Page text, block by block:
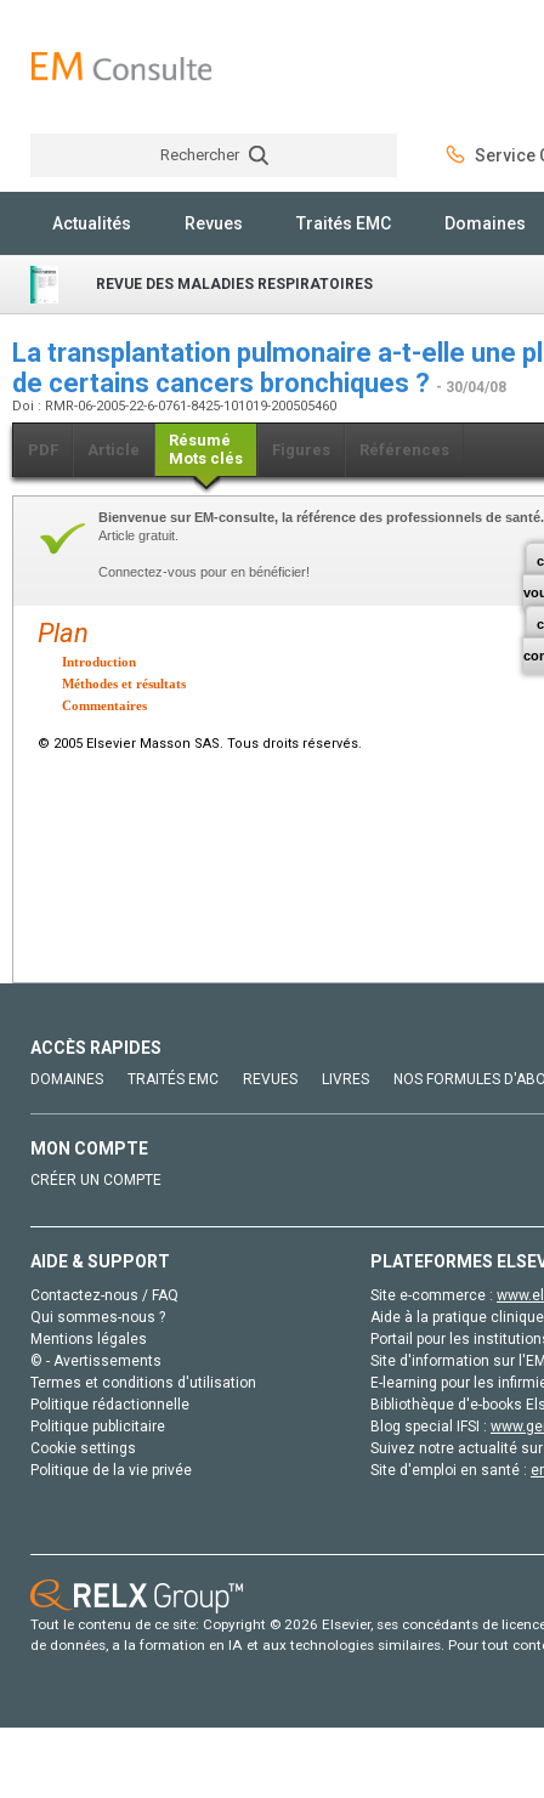
Rechercher Service
Actualités Revues Traités EMC Domaines
REVUE DES MALADIES RESPIRATOIRES
La transplantation pulmonaire a-t-elle une
de certains cancers bronchiques ? - 30/04/08
Doi : RMR-06-2005-22-6-0761-8425-101019-200505460
PDF Article
Résumé
Mots clés
Figures Références
Bienvenue sur EM-consulte, la référence des professionnels de santé.
Article gratuit.
Connectez-vous pour en bénéficier!
Plan
Introduction
Méthodes et résultats
Commentaires
© 2005 Elsevier Masson SAS. Tous droits réservés.
ACCÈS RAPIDES
DOMAINES TRAITÉS EMC REVUES LIVRES NOS FORMULES
MON COMPTE
CRÉER UN COMPTE
AIDE & SUPPORT
Contactez-nous / FAQ
Qui sommes-nous ?
Mentions légales
© - Avertissements
Termes et conditions d'utilisation
Politique rédactionnelle
Politique publicitaire
Cookie settings
Politique de la vie privée
PLATEFORMES
Site e-commerce :
Aide à la pratique
Portail pour les
Site d'information sur
E-learning pour les
Bibliothèque d'e-books
Blog special IFSI :
Suivez notre actualité
Site d'emploi en santé :
Tout le contenu de ce site: Copyright © 2026 Elsevier, ses concédants de
de données, a la formation en IA et aux technologies similaires. Pour tout